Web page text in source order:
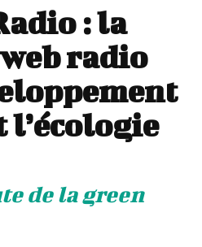
: la
radio
l’écologie
de la green